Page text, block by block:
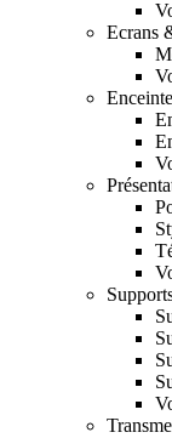
Ecrans